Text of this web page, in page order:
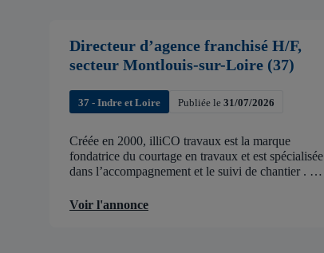
Directeur d’agence franchisé H/F,
secteur Montlouis-sur-Loire (37)
37 - Indre et Loire Publiée le 31/07/2026
Créée en 2000, illiCO travaux est la marque
fondatrice du courtage en travaux et est spécialisée
dans l’accompagnement et le suivi de chantier .
faciliter tous les projets […]
Voir l'annonce